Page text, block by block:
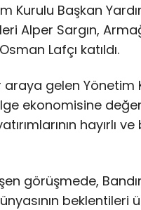
Kurulu Başkan
Alper Sargın,
Lafçı katıldı.
gelen Yönetim
ekonomisine
hayırlı
görüşmede,
beklentileri